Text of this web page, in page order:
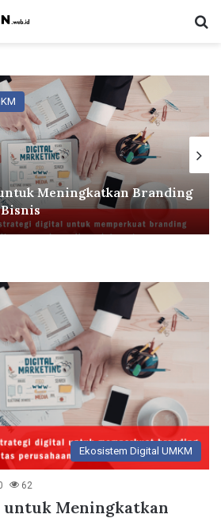
Meningkatkan Branding
Ekosistem Digital UMKM
62
Meningkatkan